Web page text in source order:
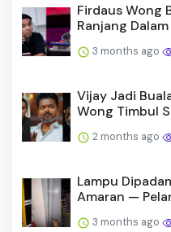
Firdaus Wong
Ranjang
3 months ago
Vijay Jadi
Wong Timbul
2 months ago
Lampu
Amaran —
3 months ago